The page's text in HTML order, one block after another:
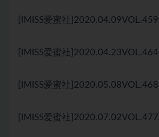
[IMISS爱蜜社
[IMISS爱蜜社
[IMISS爱蜜社
[IMISS爱蜜社